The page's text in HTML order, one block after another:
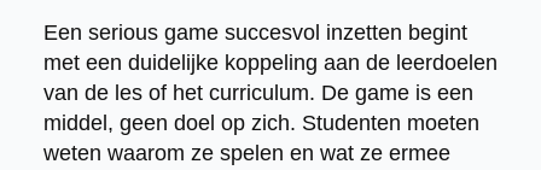
Een serious game succesvol inzetten begint
met een duidelijke koppeling aan de leerdoelen
van de les of het curriculum. De game is een
middel, geen doel op zich. Studenten moeten
weten waarom ze spelen en wat ze ermee